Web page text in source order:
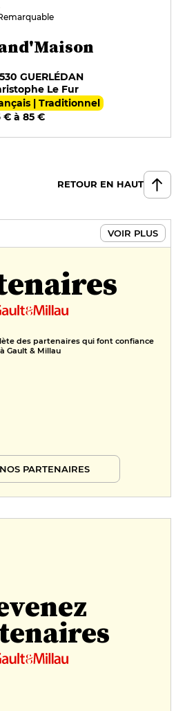
GUERLÉDAN
Le Fur
| Traditionnel
€ à 85 €
RETOUR EN HAUT
VOIR PLUS
des partenaires qui font confiance
à Gault & Millau
PARTENAIRES